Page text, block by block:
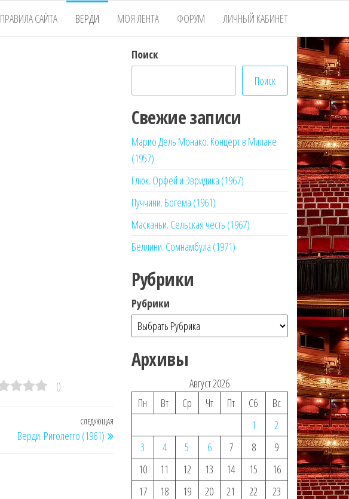
ПРАВИЛА САЙТА ВЕРДИ МОЯ ЛЕНТА ФОРУМ ЛИЧНЫЙ КАБИНЕТ
0
Следующая
запись
СЛЕДУЮЩАЯ
Верди. Риголетто (1961)
Поиск
Поиск
Свежие записи
Марио Дель Монако. Концерт в Милане
(1957)
Глюк. Орфей и Эвридика (1967)
Пуччини. Богема (1961)
Масканьи. Сельская честь (1967)
Беллини. Сомнамбула (1971)
Рубрики
Рубрики
Архивы
Август 2026
Пн
Вт Ср Чт Пт Сб
Вс
1
2
3
4 5 6 7 8
9
10
11 12 13 14 15
16
17
18 19 20 21 22
23